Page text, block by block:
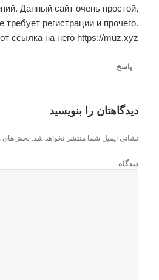
Данный сайт очень простой,
регистрации и прочего.
ссылка на него https://muz.xyz/
پاسخ
دیدگاهتان را بنویسید
نشانی ایمیل شما منتشر نخواهد شد. بخش‌های
دیدگاه